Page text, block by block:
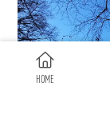
HOME